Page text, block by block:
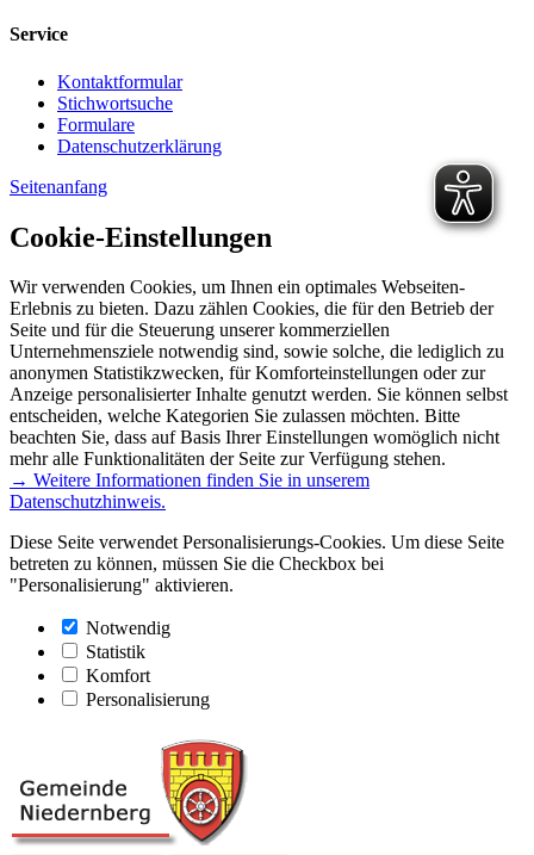
Service
Kontaktformular
Stichwortsuche
Formulare
Datenschutzerklärung
Seitenanfang
Cookie-Einstellungen
Wir verwenden Cookies, um Ihnen ein optimales Webseiten-
Erlebnis zu bieten. Dazu zählen Cookies, die für den Betrieb der
Seite und für die Steuerung unserer kommerziellen
Unternehmensziele notwendig sind, sowie solche, die lediglich zu
anonymen Statistikzwecken, für Komforteinstellungen oder zur
Anzeige personalisierter Inhalte genutzt werden. Sie können selbst
entscheiden, welche Kategorien Sie zulassen möchten. Bitte
beachten Sie, dass auf Basis Ihrer Einstellungen womöglich nicht
mehr alle Funktionalitäten der Seite zur Verfügung stehen.
→ Weitere Informationen finden Sie in unserem
Datenschutzhinweis.
Diese Seite verwendet Personalisierungs-Cookies. Um diese Seite
betreten zu können, müssen Sie die Checkbox bei
"Personalisierung" aktivieren.
Notwendig
Statistik
Komfort
Personalisierung